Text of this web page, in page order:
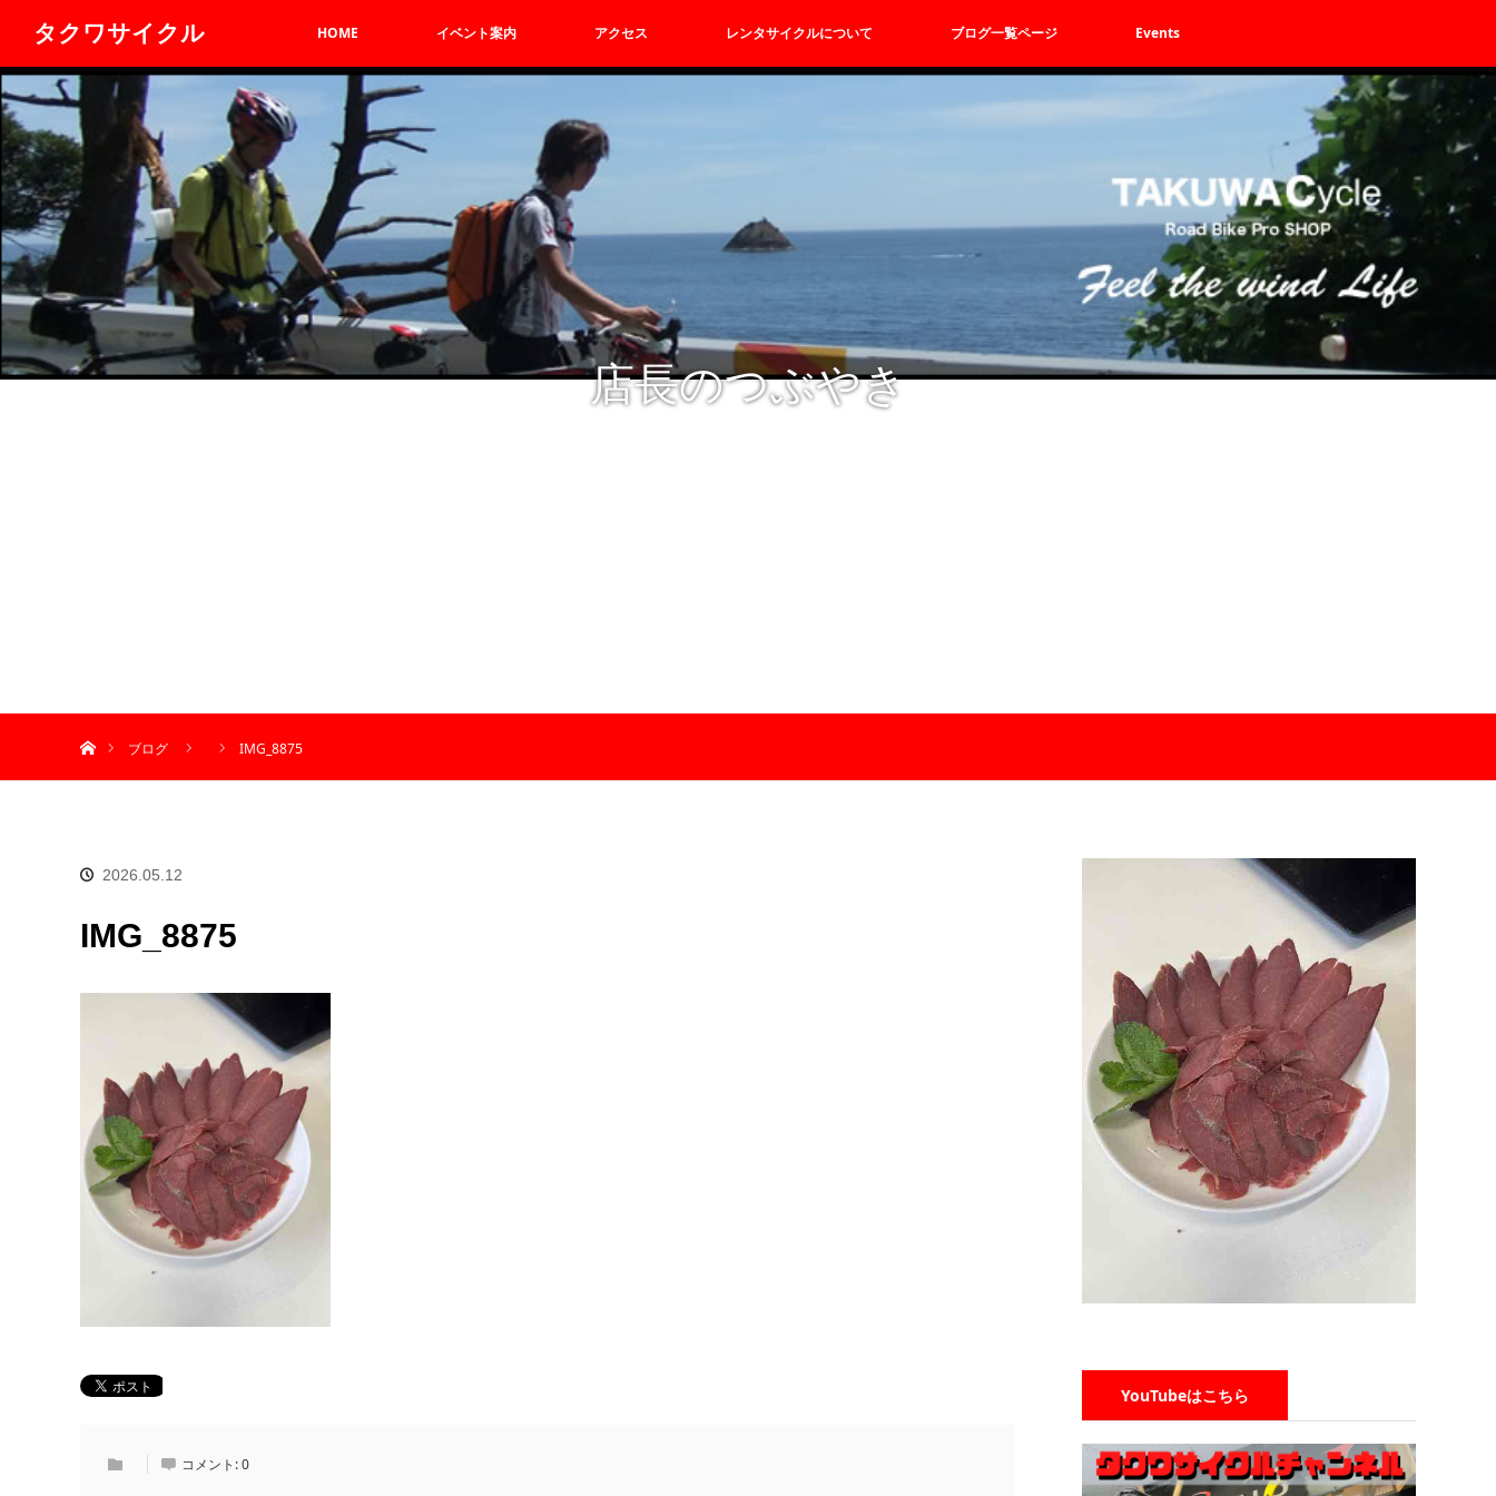
タクワサイクル HOME イベント案内 アクセス レンタサイクルについて ブログ一覧ページ Events
店長のつぶやき
ブログ
IMG_8875
2026.05.12
IMG_8875
コメント:0
YouTubeはこちら